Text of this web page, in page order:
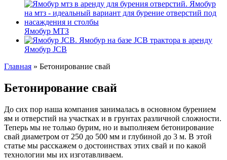
Ямобур МТЗ
Ямобур JCB
Главная » Бетонирование свай
Бетонирование свай
До сих пор наша компания занималась в основном бурением
ям и отверстий на участках и в грунтах различной сложности.
Теперь мы не только бурим, но и выполняем бетонирование
свай диаметром от 250 до 500 мм и глубиной до 3 м. В этой
статье мы расскажем о достоинствах этих свай и по какой
технологии мы их изготавливаем.